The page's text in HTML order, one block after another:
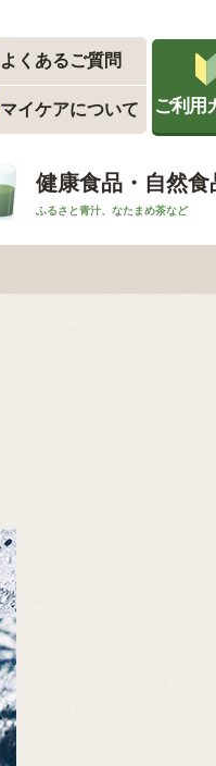
よくあるご質問
マイケアについて ご利用
健康食品・自然食
ふるさと青汁、なたまめ茶など